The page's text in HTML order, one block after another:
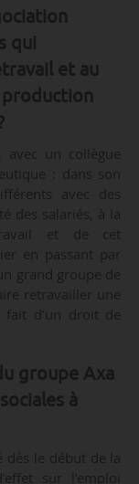
qui
et au
production
avec un collègue
: dans son
avec des
des salariés, à la
et de cet
en passant par
grand groupe de
retravailler une
d’un droit de
groupe Axa
à
dès le début de la
sur l’emploi